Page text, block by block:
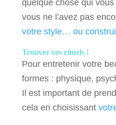
quelque chose qui
vous ne l’avez pas
votre style… ou
Trouvez vos rituels !
Pour entretenir votre
formes : physique,
Il est important de
cela en choisissant